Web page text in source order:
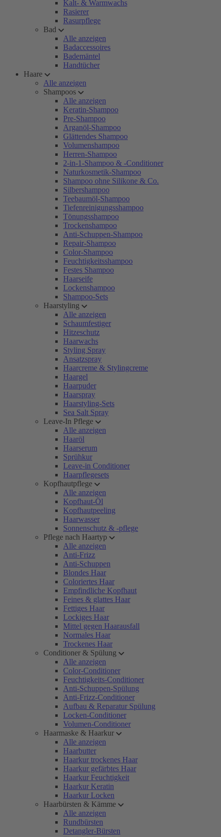
Kalt- & Warmwachs
Rasierer
Rasurpflege
Bad
Alle anzeigen
Badaccessoires
Bademäntel
Handtücher
Haare
Alle anzeigen
Shampoos
Alle anzeigen
Keratin-Shampoo
Pre-Shampoo
Arganöl-Shampoo
Glättendes Shampoo
Volumenshampoo
Herren-Shampoo
2-in-1-Shampoo & -Conditioner
Naturkosmetik-Shampoo
Shampoo ohne Silikone & Co.
Silbershampoo
Teebaumöl-Shampoo
Tiefenreinigungsshampoo
Tönungsshampoo
Trockenshampoo
Anti-Schuppen-Shampoo
Repair-Shampoo
Color-Shampoo
Feuchtigkeitsshampoo
Festes Shampoo
Haarseife
Lockenshampoo
Shampoo-Sets
Haarstyling
Alle anzeigen
Schaumfestiger
Hitzeschutz
Haarwachs
Styling Spray
Ansatzspray
Haarcreme & Stylingcreme
Haargel
Haarpuder
Haarspray
Haarstyling-Sets
Sea Salt Spray
Leave-In Pflege
Alle anzeigen
Haaröl
Haarserum
Sprühkur
Leave-in Conditioner
Haarpflegesets
Kopfhautpflege
Alle anzeigen
Kopfhaut-Öl
Kopfhautpeeling
Haarwasser
Sonnenschutz & -pflege
Pflege nach Haartyp
Alle anzeigen
Anti-Frizz
Anti-Schuppen
Blondes Haar
Coloriertes Haar
Empfindliche Kopfhaut
Feines & glattes Haar
Fettiges Haar
Lockiges Haar
Mittel gegen Haarausfall
Normales Haar
Trockenes Haar
Conditioner & Spülung
Alle anzeigen
Color-Conditioner
Feuchtigkeits-Conditioner
Anti-Schuppen-Spülung
Anti-Frizz-Conditioner
Aufbau & Reparatur Spülung
Locken-Conditioner
Volumen-Conditioner
Haarmaske & Haarkur
Alle anzeigen
Haarbutter
Haarkur trockenes Haar
Haarkur gefärbtes Haar
Haarkur Feuchtigkeit
Haarkur Keratin
Haarkur Locken
Haarbürsten & Kämme
Alle anzeigen
Rundbürsten
Detangler-Bürsten